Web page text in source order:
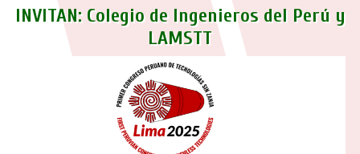
INVITAN: Colegio de Ingenieros del Perú y
LAMSTT